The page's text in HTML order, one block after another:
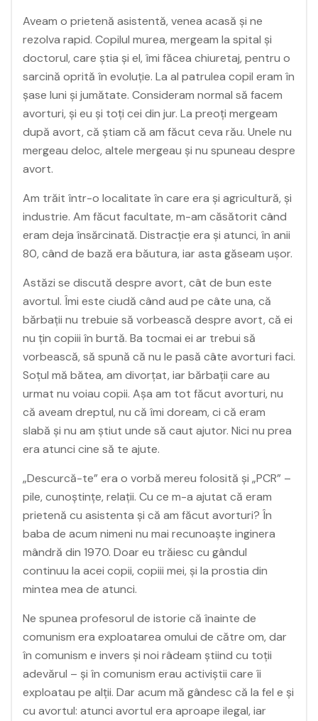
Aveam o prietenă asistentă, venea acasă și ne
rezolva rapid. Copilul murea, mergeam la spital și
doctorul, care știa și el, îmi făcea chiuretaj, pentru o
sarcină oprită în evoluție. La al patrulea copil eram în
șase luni și jumătate. Consideram normal să facem
avorturi, și eu și toți cei din jur. La preoți mergeam
după avort, că știam că am făcut ceva rău. Unele nu
mergeau deloc, altele mergeau și nu spuneau despre
avort.
Am trăit într-o localitate în care era și agricultură, și
industrie. Am făcut facultate, m-am căsătorit când
eram deja însărcinată. Distracție era și atunci, în anii
80, când de bază era băutura, iar asta găseam ușor.
Astăzi se discută despre avort, cât de bun este
avortul. Îmi este ciudă când aud pe câte una, că
bărbații nu trebuie să vorbească despre avort, că ei
nu țin copiii în burtă. Ba tocmai ei ar trebui să
vorbească, să spună că nu le pasă câte avorturi faci.
Soțul mă bătea, am divorțat, iar bărbații care au
urmat nu voiau copii. Așa am tot făcut avorturi, nu
că aveam dreptul, nu că îmi doream, ci că eram
slabă și nu am știut unde să caut ajutor. Nici nu prea
era atunci cine să te ajute.
„Descurcă-te” era o vorbă mereu folosită și „PCR” –
pile, cunoștințe, relații. Cu ce m-a ajutat că eram
prietenă cu asistenta și că am făcut avorturi? În
baba de acum nimeni nu mai recunoaște inginera
mândră din 1970. Doar eu trăiesc cu gândul
continuu la acei copii, copiii mei, și la prostia din
mintea mea de atunci.
Ne spunea profesorul de istorie că înainte de
comunism era exploatarea omului de către om, dar
în comunism e invers și noi râdeam știind cu toții
adevărul – și în comunism erau activiștii care îi
exploatau pe alții. Dar acum mă gândesc că la fel e și
cu avortul: atunci avortul era aproape ilegal, iar